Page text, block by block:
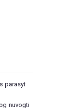
parasyt
nuvogti